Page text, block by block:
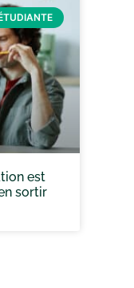
est
sortir